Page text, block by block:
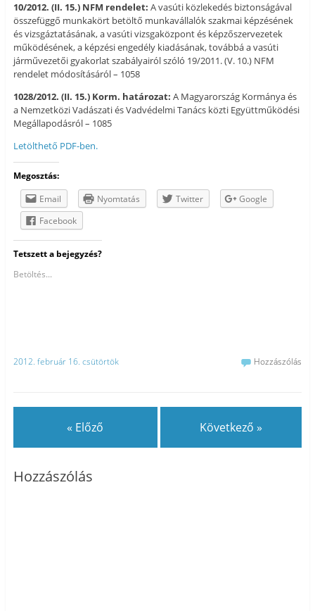
10/2012. (II. 15.) NFM rendelet: A vasúti közlekedés biztonságával
összefüggő munkakört betöltő munkavállalók szakmai képzésének
és vizsgáztatásának, a vasúti vizsgaközpont és képzőszervezetek
működésének, a képzési engedély kiadásának, továbbá a vasúti
járművezetői gyakorlat szabályairól szóló 19/2011. (V. 10.) NFM
rendelet módosításáról – 1058
1028/2012. (II. 15.) Korm. határozat: A Magyarország Kormánya és
a Nemzetközi Vadászati és Vadvédelmi Tanács közti Együttműködési
Megállapodásról – 1085
Letölthető PDF-ben.
Megosztás:
Email
Nyomtatás Twitter
Google
Facebook
Tetszett a bejegyzés?
Betöltés...
2012. február 16. csütörtök Hozzászólás
« Előző Következő »
Hozzászólás